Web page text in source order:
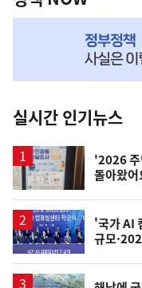
NOW,
뉴
스
실시간 인기뉴스
'2026 주
돌아왔어
'국가 AI
규모